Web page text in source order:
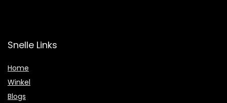
Snelle Links
Home
Winkel
Blogs